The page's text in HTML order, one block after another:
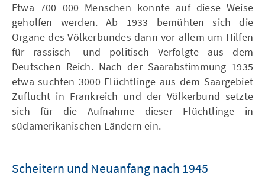
Etwa 700 000 Menschen konnte auf diese Weise
geholfen werden. Ab 1933 bemühten sich die
Organe des Völkerbundes dann vor allem um Hilfen
für rassisch- und politisch Verfolgte aus dem
Deutschen Reich. Nach der Saarabstimmung 1935
etwa suchten 3000 Flüchtlinge aus dem Saargebiet
Zuflucht in Frankreich und der Völkerbund setzte
sich für die Aufnahme dieser Flüchtlinge in
südamerikanischen Ländern ein.
Scheitern und Neuanfang nach 1945